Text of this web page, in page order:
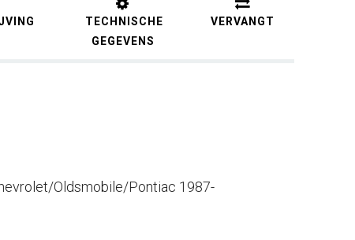
TECHNISCHE
GEGEVENS
VERVANGT
Oldsmobile/Pontiac 1987-